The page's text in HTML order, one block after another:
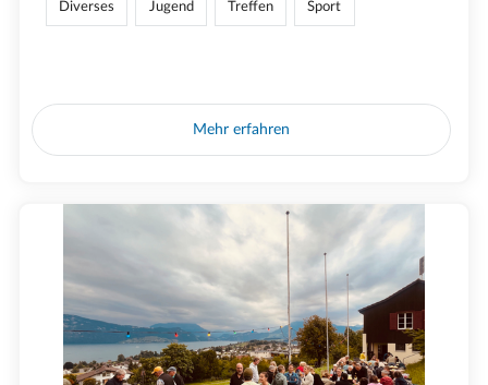
Diverses Jugend Treffen Sport
Mehr erfahren